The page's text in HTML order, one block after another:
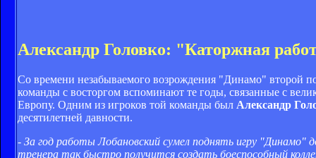
Александр Головко: "Каторжная
Со времени незабываемого возрождения "Динамо" второй
команды с восторгом вспоминают те годы, связанные с
Европу. Одним из игроков той команды был Александр
десятилетней давности.
- За год работы Лобановский сумел поднять игру "Динамо"
тренера так быстро получится создать боеспособный